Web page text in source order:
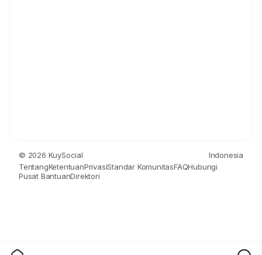
© 2026 KuySocial
Indonesia
TentangKetentuanPrivasiStandar KomunitasFAQHubungi
Pusat BantuanDirektori